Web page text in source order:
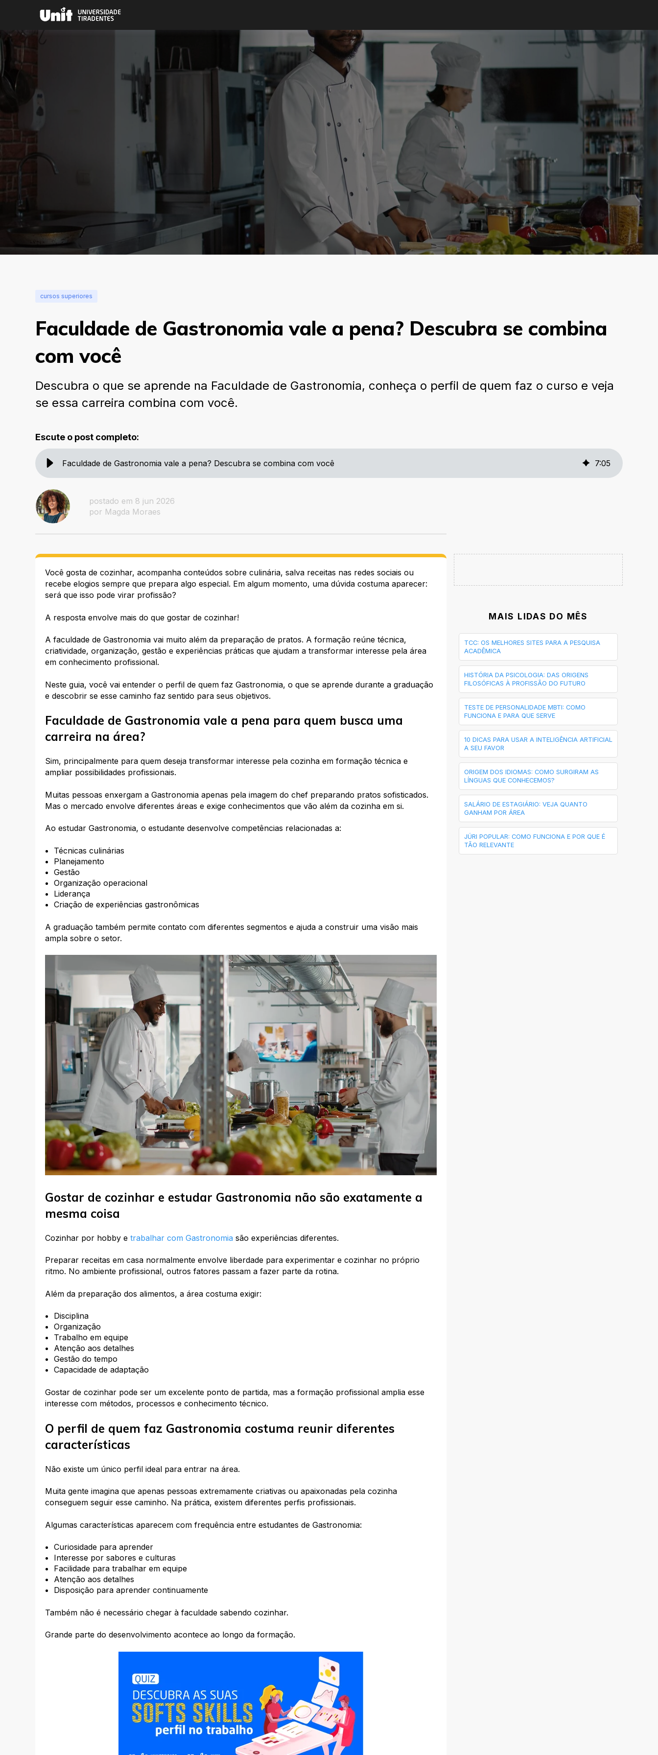
cursos superiores
Faculdade de Gastronomia vale a pena? Descubra se combina
com você
Descubra o que se aprende na Faculdade de Gastronomia, conheça o perfil de quem faz o curso e veja
se essa carreira combina com você.
Escute o post completo:
Faculdade de Gastronomia vale a pena? Descubra se combina com você 7:05
postado em 8 jun 2026
por Magda Moraes
Você gosta de cozinhar, acompanha conteúdos sobre culinária, salva receitas nas redes sociais ou
recebe elogios sempre que prepara algo especial. Em algum momento, uma dúvida costuma aparecer:
será que isso pode virar profissão?
A resposta envolve mais do que gostar de cozinhar!
A faculdade de Gastronomia vai muito além da preparação de pratos. A formação reúne técnica,
criatividade, organização, gestão e experiências práticas que ajudam a transformar interesse pela área
em conhecimento profissional.
Neste guia, você vai entender o perfil de quem faz Gastronomia, o que se aprende durante a graduação
e descobrir se esse caminho faz sentido para seus objetivos.
Faculdade de Gastronomia vale a pena para quem busca uma
carreira na área?
Sim, principalmente para quem deseja transformar interesse pela cozinha em formação técnica e
ampliar possibilidades profissionais.
Muitas pessoas enxergam a Gastronomia apenas pela imagem do chef preparando pratos sofisticados.
Mas o mercado envolve diferentes áreas e exige conhecimentos que vão além da cozinha em si.
Ao estudar Gastronomia, o estudante desenvolve competências relacionadas a:
Técnicas culinárias
Planejamento
Gestão
Organização operacional
Liderança
Criação de experiências gastronômicas
A graduação também permite contato com diferentes segmentos e ajuda a construir uma visão mais
ampla sobre o setor.
Gostar de cozinhar e estudar Gastronomia não são exatamente a
mesma coisa
Cozinhar por hobby e trabalhar com Gastronomia são experiências diferentes.
Preparar receitas em casa normalmente envolve liberdade para experimentar e cozinhar no próprio
ritmo. No ambiente profissional, outros fatores passam a fazer parte da rotina.
Além da preparação dos alimentos, a área costuma exigir:
Disciplina
Organização
Trabalho em equipe
Atenção aos detalhes
Gestão do tempo
Capacidade de adaptação
Gostar de cozinhar pode ser um excelente ponto de partida, mas a formação profissional amplia esse
interesse com métodos, processos e conhecimento técnico.
O perfil de quem faz Gastronomia costuma reunir diferentes
características
Não existe um único perfil ideal para entrar na área.
Muita gente imagina que apenas pessoas extremamente criativas ou apaixonadas pela cozinha
conseguem seguir esse caminho. Na prática, existem diferentes perfis profissionais.
Algumas características aparecem com frequência entre estudantes de Gastronomia:
Curiosidade para aprender
Interesse por sabores e culturas
Facilidade para trabalhar em equipe
Atenção aos detalhes
Disposição para aprender continuamente
Também não é necessário chegar à faculdade sabendo cozinhar.
Grande parte do desenvolvimento acontece ao longo da formação.
MAIS LIDAS DO MÊS
TCC: OS MELHORES SITES PARA A PESQUISA
ACADÊMICA
HISTÓRIA DA PSICOLOGIA: DAS ORIGENS
FILOSÓFICAS À PROFISSÃO DO FUTURO
TESTE DE PERSONALIDADE MBTI: COMO
FUNCIONA E PARA QUE SERVE
10 DICAS PARA USAR A INTELIGÊNCIA ARTIFICIAL
A SEU FAVOR
ORIGEM DOS IDIOMAS: COMO SURGIRAM AS
LÍNGUAS QUE CONHECEMOS?
SALÁRIO DE ESTAGIÁRIO: VEJA QUANTO
GANHAM POR ÁREA
JÚRI POPULAR: COMO FUNCIONA E POR QUE É
TÃO RELEVANTE